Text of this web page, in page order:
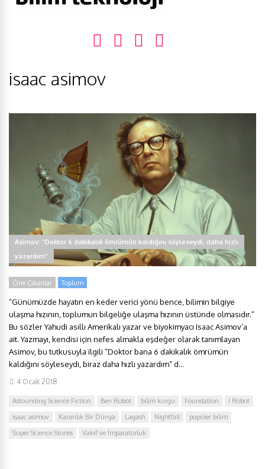
isaac asimov
Asimov: “Doktor 6 dakikalık ömrümün kaldığını söyleseydi, daha hızlı
yazardım”
Öne Çıkanlar Toplum
“Günümüzde hayatın en keder verici yönü bence, bilimin bilgiye
ulaşma hızının, toplumun bilgeliğe ulaşma hızının üstünde olmasıdır.”
Bu sözler Yahudi asıllı Amerikalı yazar ve biyokimyacı Isaac Asimov’a
ait. Yazmayı, kendisi için nefes almakla eşdeğer olarak tanımlayan
Asimov, bu tutkusuyla ilgili “Doktor bana 6 dakikalık ömrümün
kaldığını söyleseydi, biraz daha hızlı yazardım” d...
4 Ocak 2018
Astounding Science Fiction Ben Robot bilim kurgu Foundation
I Robot
isaac asimov
Karanlık Bir Dünya Lagash Nightfall
popüler bilim
Super Science Stories
Vakıf ve İmparatorluk